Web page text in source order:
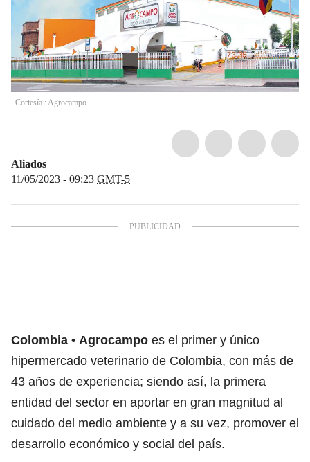
Cortesía : Agrocampo
Aliados
11/05/2023 - 09:23 GMT-5
Colombia Agrocampo es el primer y único
hipermercado veterinario de Colombia, con más de
43 años de experiencia; siendo así, la primera
entidad del sector en aportar en gran magnitud al
cuidado del medio ambiente y a su vez, promover el
desarrollo económico y social del país.